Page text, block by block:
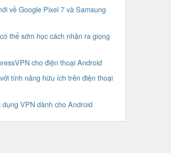
về Google Pixel 7 và Samsung
thể sớm học cách nhận ra giọng
cho điện thoại Android
tính năng hữu ích trên điện thoại
VPN dành cho Android